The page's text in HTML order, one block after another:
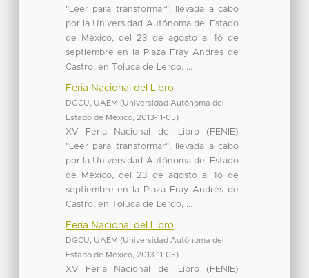
"Leer para transformar", llevada a cabo
por la Universidad Autónoma del Estado
de México, del 23 de agosto al 1ó de
septiembre en la Plaza Fray Andrés de
Castro, en Toluca de Lerdo, ...
Feria Nacional del Libro
DGCU, UAEM (Universidad Autónoma del
Estado de México, 2013-11-05)
XV Feria Nacional del Libro (FENIE)
"Leer para transformar", llevada a cabo
por la Universidad Autónoma del Estado
de México, del 23 de agosto al 1ó de
septiembre en la Plaza Fray Andrés de
Castro, en Toluca de Lerdo, ...
Feria Nacional del Libro
DGCU, UAEM (Universidad Autónoma del
Estado de México, 2013-11-05)
XV Feria Nacional del Libro (FENIE)